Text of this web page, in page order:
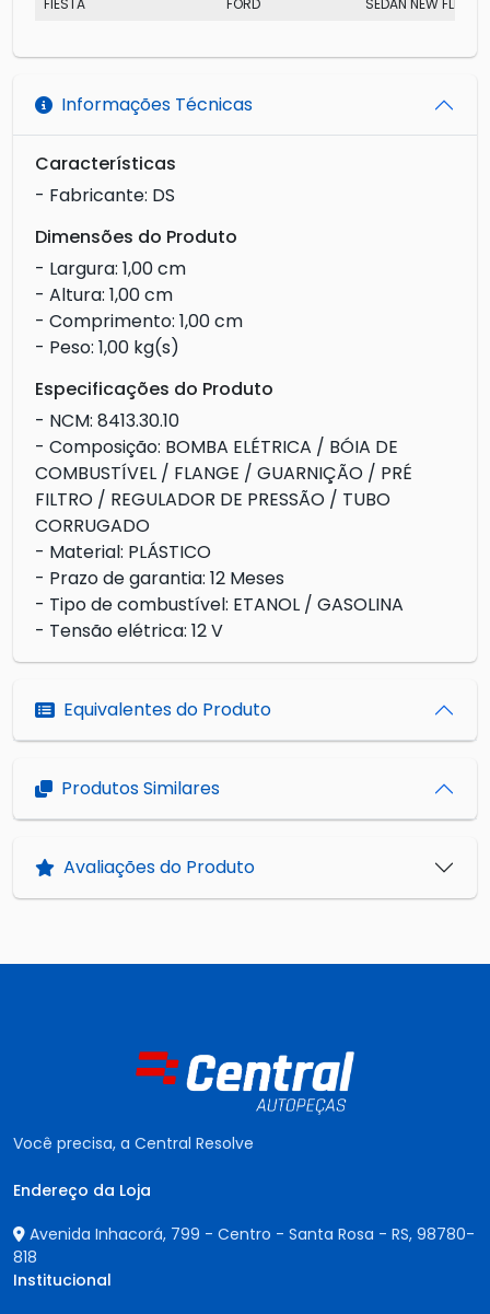
FIESTA FORD SEDAN NEW FLEX
Informações Técnicas
Características
- Fabricante: DS
Dimensões do Produto
- Largura: 1,00 cm
- Altura: 1,00 cm
- Comprimento: 1,00 cm
- Peso: 1,00 kg(s)
Especificações do Produto
- NCM: 8413.30.10
- Composição: BOMBA ELÉTRICA / BÓIA DE
COMBUSTÍVEL / FLANGE / GUARNIÇÃO / PRÉ
FILTRO / REGULADOR DE PRESSÃO / TUBO
CORRUGADO
- Material: PLÁSTICO
- Prazo de garantia: 12 Meses
- Tipo de combustível: ETANOL / GASOLINA
- Tensão elétrica: 12 V
Equivalentes do Produto
Produtos Similares
Avaliações do Produto
Você precisa, a Central Resolve
Endereço da Loja
Avenida Inhacorá, 799 - Centro - Santa Rosa - RS, 98780-
818
Institucional